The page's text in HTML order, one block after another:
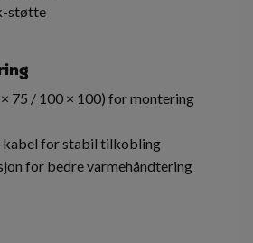
støtte
75 / 100 × 100) for montering
kabel for stabil tilkobling
for bedre varmehåndtering